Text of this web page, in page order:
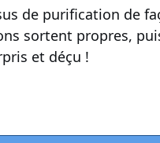
de purification de
sortent propres,
et déçu !